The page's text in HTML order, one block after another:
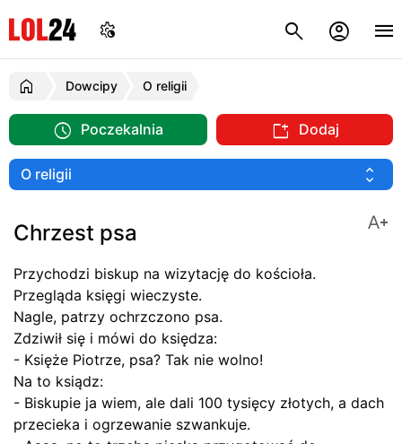
Dowcipy O religii
Poczekalnia Dodaj
Chrzest psa
Przychodzi biskup na wizytację do kościoła.
Przegląda księgi wieczyste.
Nagle, patrzy ochrzczono psa.
Zdziwił się i mówi do księdza:
- Księże Piotrze, psa? Tak nie wolno!
Na to ksiądz:
- Biskupie ja wiem, ale dali 100 tysięcy złotych, a dach
przecieka i ogrzewanie szwankuje.